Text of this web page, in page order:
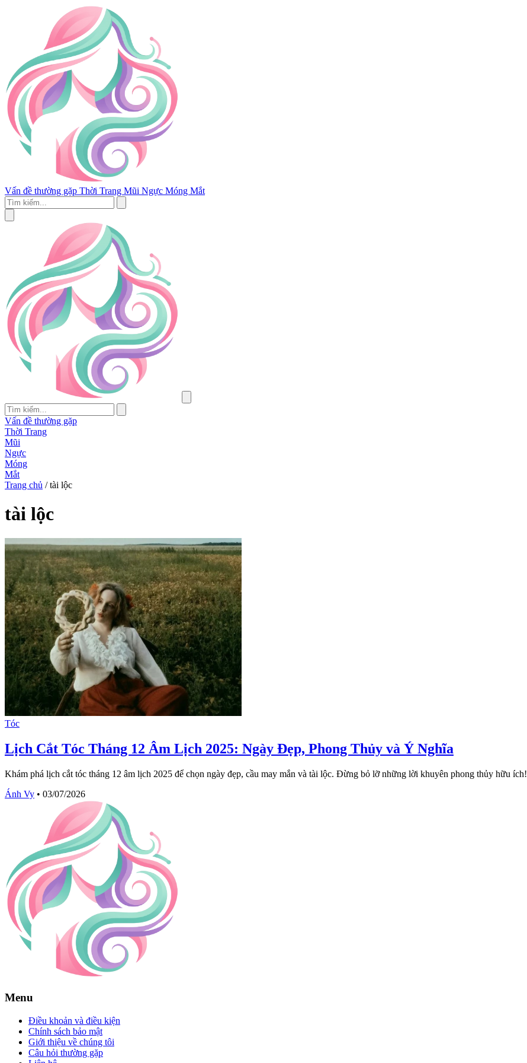
Vấn đề thường gặp Thời Trang Mũi Ngực Móng Mắt
Vấn đề thường gặp
Thời Trang
Mũi
Ngực
Móng
Mắt
Trang chủ / tài lộc
tài lộc
Tóc
Lịch Cắt Tóc Tháng 12 Âm Lịch 2025: Ngày Đẹp, Phong Thủy và Ý Nghĩa
Khám phá lịch cắt tóc tháng 12 âm lịch 2025 để chọn ngày đẹp, cầu may mắn và tài lộc. Đừng bỏ lỡ những lời khuyên phong thủy hữu ích!
Ánh Vy • 03/07/2026
Menu
Điều khoản và điều kiện
Chính sách bảo mật
Giới thiệu về chúng tôi
Câu hỏi thường gặp